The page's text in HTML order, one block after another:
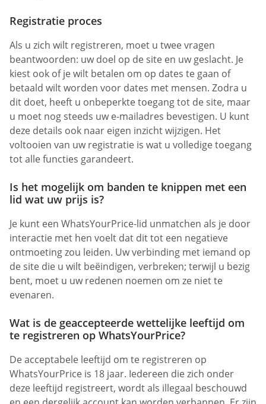
Registratie proces
Als u zich wilt registreren, moet u twee vragen
beantwoorden: uw doel op de site en uw geslacht. Je
kiest ook of je wilt betalen om op dates te gaan of
betaald wilt worden voor dates met mensen. Zodra u
dit doet, heeft u onbeperkte toegang tot de site, maar
u moet nog steeds uw e-mailadres bevestigen. U kunt
deze details ook naar eigen inzicht wijzigen. Het
voltooien van uw registratie is wat u volledige toegang
tot alle functies garandeert.
Is het mogelijk om banden te knippen met een
lid wat uw prijs is?
Je kunt een WhatsYourPrice-lid unmatchen als je door
interactie met hen voelt dat dit tot een negatieve
ontmoeting zou leiden. Uw verbinding met iemand op
de site die u wilt beëindigen, verbreken; terwijl u bezig
bent, moet u uw redenen noemen om ze niet te
evenaren.
Wat is de geaccepteerde wettelijke leeftijd om
te registreren op WhatsYourPrice?
De acceptabele leeftijd om te registreren op
WhatsYourPrice is 18 jaar. Iedereen die zich onder
deze leeftijd registreert, wordt als illegaal beschouwd